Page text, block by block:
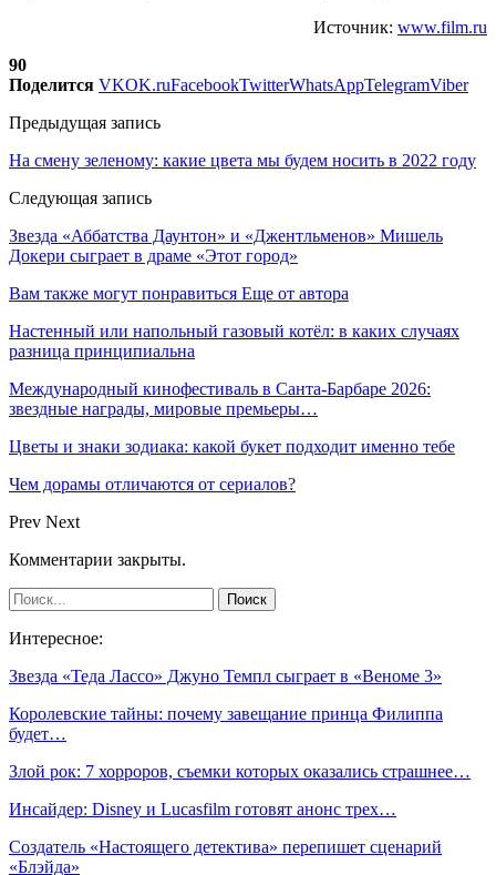
Источник: www.film.ru
90
Поделится VKOK.ruFacebookTwitterWhatsAppTelegramViber
Предыдущая запись
На смену зеленому: какие цвета мы будем носить в 2022 году
Следующая запись
Звезда «Аббатства Даунтон» и «Джентльменов» Мишель
Докери сыграет в драме «Этот город»
Вам также могут понравиться Еще от автора
Настенный или напольный газовый котёл: в каких случаях
разница принципиальна
Международный кинофестиваль в Санта-Барбаре 2026:
звездные награды, мировые премьеры…
Цветы и знаки зодиака: какой букет подходит именно тебе
Чем дорамы отличаются от сериалов?
Prev Next
Комментарии закрыты.
Интересное:
Звезда «Теда Лассо» Джуно Темпл сыграет в «Веноме 3»
Королевские тайны: почему завещание принца Филиппа
будет…
Злой рок: 7 хорроров, съемки которых оказались страшнее…
Инсайдер: Disney и Lucasfilm готовят анонс трех…
Создатель «Настоящего детектива» перепишет сценарий
«Блэйда»